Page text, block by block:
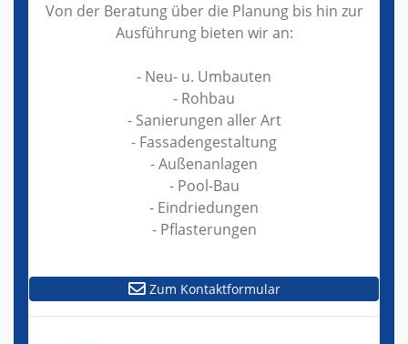
Von der Beratung über die Planung bis hin zur
Ausführung bieten wir an:
- Neu- u. Umbauten
- Rohbau
- Sanierungen aller Art
- Fassadengestaltung
- Außenanlagen
- Pool-Bau
- Eindriedungen
- Pflasterungen
Zum Kontaktformular